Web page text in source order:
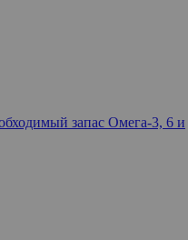
запас Омега-3, 6 и